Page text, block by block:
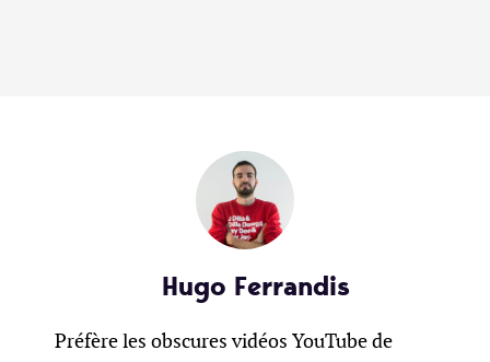
Hugo Ferrandis
Préfère les obscures vidéos YouTube de